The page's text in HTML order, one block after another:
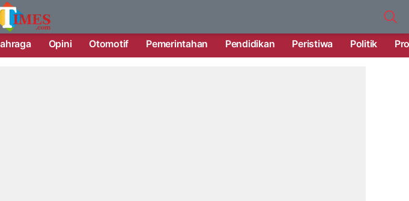
Opini Otomotif Pemerintahan Pendidikan Peristiwa Politik